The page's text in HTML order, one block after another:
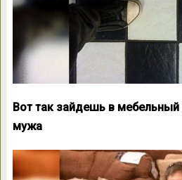
Вот так зайдешь в
мужа